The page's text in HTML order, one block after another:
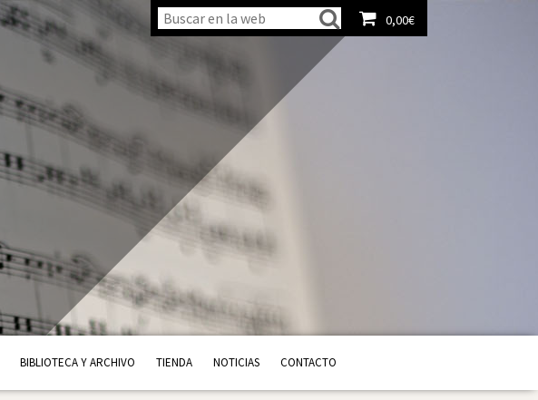
0,00€
BIBLIOTECA Y ARCHIVO TIENDA NOTICIAS CONTACTO